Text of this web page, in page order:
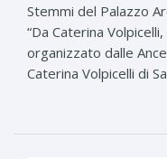
Stemmi del Palazzo
“Da Caterina
organizzato dalle
Caterina Volpicelli di